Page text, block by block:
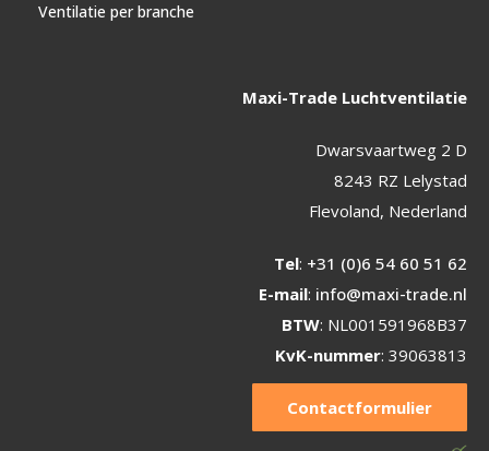
Ventilatie per branche
Maxi-Trade Luchtventilatie
Dwarsvaartweg 2 D
8243 RZ Lelystad
Flevoland, Nederland
Tel: +31 (0)6 54 60 51 62
E-mail: info@maxi-trade.nl
BTW: NL001591968B37
KvK-nummer: 39063813
Contactformulier